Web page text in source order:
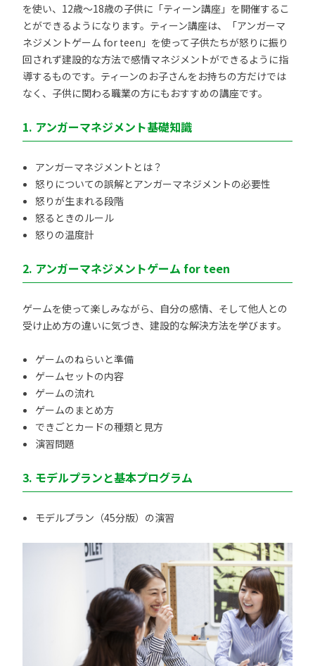
を使い、12歳～18歳の子供に「ティーン講座」を開催するこ
とができるようになります。ティーン講座は、「アンガーマ
ネジメントゲーム for teen」を使って子供たちが怒りに振り
回されず建設的な方法で感情マネジメントができるように指
導するものです。ティーンのお子さんをお持ちの方だけでは
なく、子供に関わる職業の方にもおすすめの講座です。
1. アンガーマネジメント基礎知識
アンガーマネジメントとは？
怒りについての誤解とアンガーマネジメントの必要性
怒りが生まれる段階
怒るときのルール
怒りの温度計
2. アンガーマネジメントゲーム for teen
ゲームを使って楽しみながら、自分の感情、そして他人との
受け止め方の違いに気づき、建設的な解決方法を学びます。
ゲームのねらいと準備
ゲームセットの内容
ゲームの流れ
ゲームのまとめ方
できごとカードの種類と見方
演習問題
3. モデルプランと基本プログラム
モデルプラン（45分版）の演習